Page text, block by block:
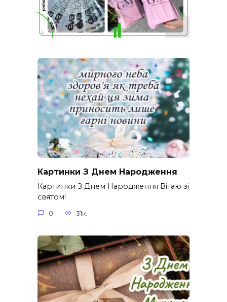
Картинки З Днем Народження
Картинки З Днем Народження Вітаю зі
святом!
0 31к.